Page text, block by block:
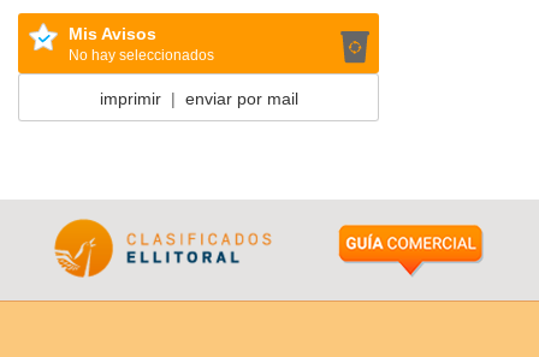
Mis Avisos
No hay seleccionados
imprimir| enviar por mail